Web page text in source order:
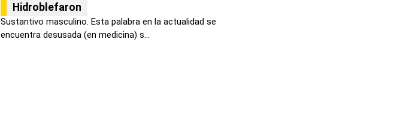
Hidroblefaron
Sustantivo masculino. Esta palabra en la actualidad se
encuentra desusada (en medicina) s...